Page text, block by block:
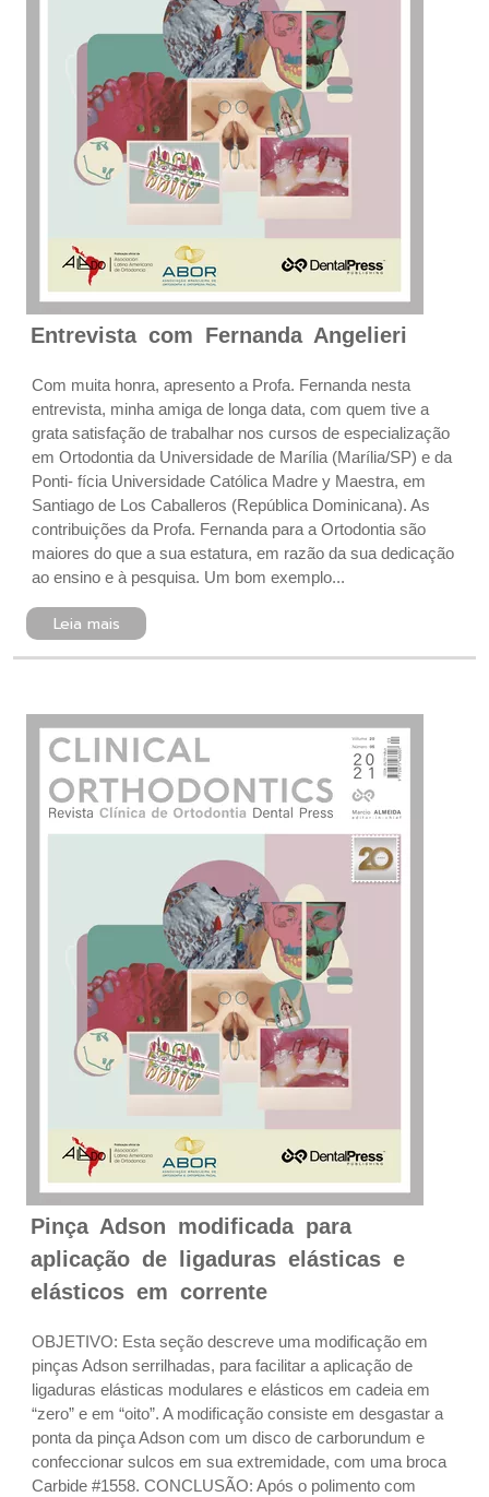
Entrevista com Fernanda Angelieri
Com muita honra, apresento a Profa. Fernanda nesta
entrevista, minha amiga de longa data, com quem tive a
grata satisfação de trabalhar nos cursos de especialização
em Ortodontia da Universidade de Marília (Marília/SP) e da
Ponti- fícia Universidade Católica Madre y Maestra, em
Santiago de Los Caballeros (República Dominicana). As
contribuições da Profa. Fernanda para a Ortodontia são
maiores do que a sua estatura, em razão da sua dedicação
ao ensino e à pesquisa. Um bom exemplo...
Leia mais
Pinça Adson modificada para
aplicação de ligaduras elásticas e
elásticos em corrente
OBJETIVO: Esta seção descreve uma modificação em
pinças Adson serrilhadas, para facilitar a aplicação de
ligaduras elásticas modulares e elásticos em cadeia em
“zero” e em “oito”. A modificação consiste em desgastar a
ponta da pinça Adson com um disco de carborundum e
confeccionar sulcos em sua extremidade, com uma broca
Carbide #1558. CONCLUSÃO: Após o polimento com